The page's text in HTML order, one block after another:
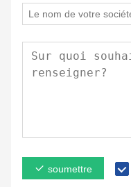
soumettre